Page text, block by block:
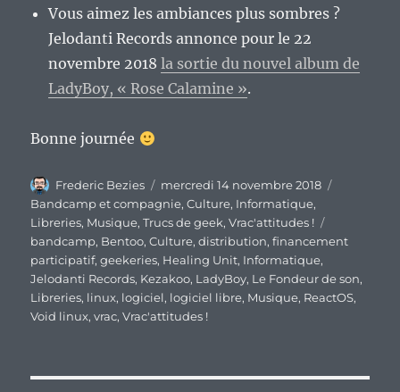
Vous aimez les ambiances plus sombres ?
Jelodanti Records annonce pour le 22
novembre 2018la sortie du nouvel album de
LadyBoy, « Rose Calamine ».
Bonne journée
Auteur
Frederic Bezies
Publié
le
mercredi 14 novembre 2018
Bandcamp et compagnie,Culture, Informatique,
Libreries, Musique,Trucs de geek,Vrac'attitudes !
bandcamp, Bentoo,Culture,distribution,financement
participatif,geekeries, Healing Unit, Informatique,
Jelodanti Records, Kezakoo, LadyBoy, Le Fondeur de son,
Libreries, linux, logiciel, logiciel libre, Musique, ReactOS,
Void linux,vrac,Vrac'attitudes !